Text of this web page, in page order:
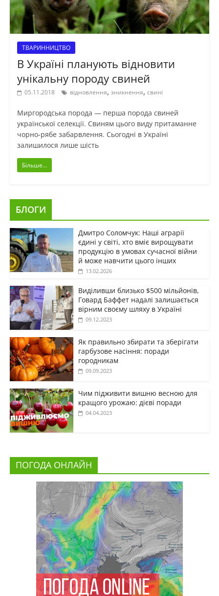
ТВАРИННИЦТВО
В Україні планують відновити
унікальну породу свиней
05.11.2018 відновлення, зникнення, свині
Миргородська порода — перша порода свиней
української селекції. Свиням цього виду притаманне
чорно-рябе забарвлення. Сьогодні в Україні
залишилося лише шість
Більше...
БЛОГИ
Дмитро Соломчук: Наші аграрії
єдині у світі, хто вміє вирощувати
продукцію в умовах сучасної війни
й може навчити цього інших
13.02.2026
Виділивши близько $500 мільйонів,
Говард Баффет надалі залишається
вірним своєму шляху в Україні
09.12.2023
Як правильно збирати та зберігати
гарбузове насіння: поради
городникам
09.09.2023
Чим підживити вишню весною для
кращого урожаю: дієві поради
04.04.2023
ПОГОДА ОНЛАЙН